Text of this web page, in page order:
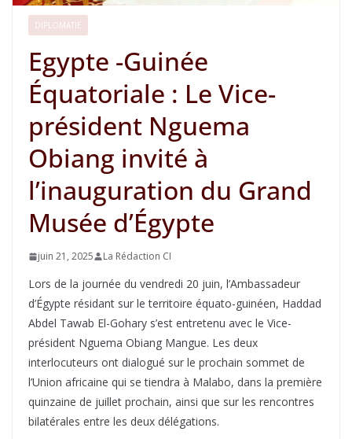
DIPLOMATIE
Egypte -Guinée
Équatoriale : Le Vice-
président Nguema
Obiang invité à
l’inauguration du Grand
Musée d’Égypte
juin 21, 2025 La Rédaction CI
Lors de la journée du vendredi 20 juin, l’Ambassadeur
d’Égypte résidant sur le territoire équato-guinéen, Haddad
Abdel Tawab El-Gohary s’est entretenu avec le Vice-
président Nguema Obiang Mangue. Les deux
interlocuteurs ont dialogué sur le prochain sommet de
l’Union africaine qui se tiendra à Malabo, dans la première
quinzaine de juillet prochain, ainsi que sur les rencontres
bilatérales entre les deux délégations.